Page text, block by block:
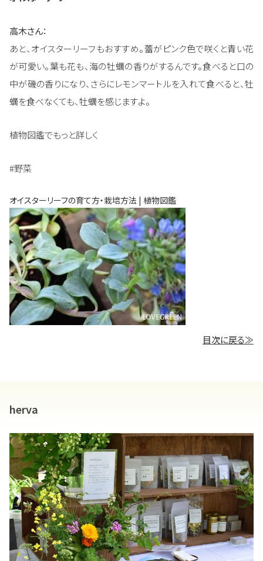
高木さん：
あと、オイスターリーフもおすすめ。蕾がピンク色で咲くと青い花
が可愛い。葉も花も、海の牡蠣の香りがするんです。食べると口の
中が磯の香りになり、さらにレモンマートルを入れて食べると、牡
蠣を食べなくても、牡蠣を感じますよ。
植物図鑑でもっと詳しく
#野菜
オイスターリーフの育て方・栽培方法 | 植物図鑑
目次に戻る≫
herva